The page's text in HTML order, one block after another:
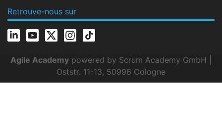
Retrouve-nous sur
Agile Academy powered by Scrum Academy GmbH |
Oststr. 11-13, 50996 Cologne